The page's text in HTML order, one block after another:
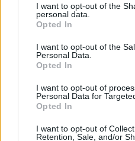
I want to opt-out of the
personal data.
Opted In
I want to opt-out of the
Personal Data.
Opted In
I want to opt-out of
Personal Data for
Opted In
I want to opt-out of
Retention, Sale, and/or
moralnie są rzymskie
doświadczenie było
mogła się także czuć
towarzystwie pijanego
Sprawdź także: